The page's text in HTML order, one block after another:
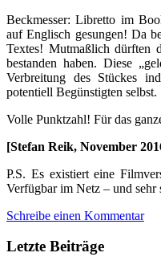
Beckmesser: Libretto im
auf Englisch gesungen! Da
Textes! Mutmaßlich dürften
bestanden haben. Diese
Verbreitung des Stückes
potentiell Begünstigten selbst.
Volle Punktzahl! Für das
[Stefan Reik, November
P.S. Es existiert eine
Verfügbar im Netz – und sehr
Schreibe einen Kommentar
Letzte Beiträge